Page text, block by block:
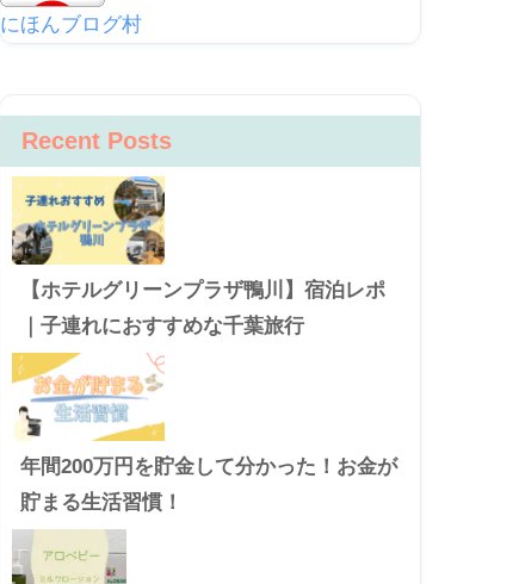
にほんブログ村
Recent Posts
【ホテルグリーンプラザ鴨川】宿泊レポ
｜子連れにおすすめな千葉旅行
年間200万円を貯金して分かった！お金が
貯まる生活習慣！